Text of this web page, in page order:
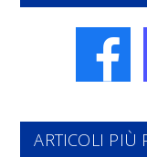
ARTICOLI PIÙ